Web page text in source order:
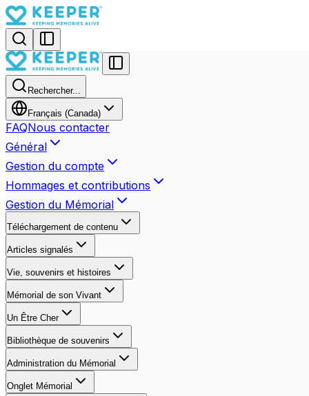
Rechercher...
Français (Canada)
FAQNous contacter
Général
Gestion du compte
Hommages et contributions
Gestion du Mémorial
Téléchargement de contenu
Articles signalés
Vie, souvenirs et histoires
Mémorial de son Vivant
Un Être Cher
Bibliothèque de souvenirs
Administration du Mémorial
Onglet Mémorial